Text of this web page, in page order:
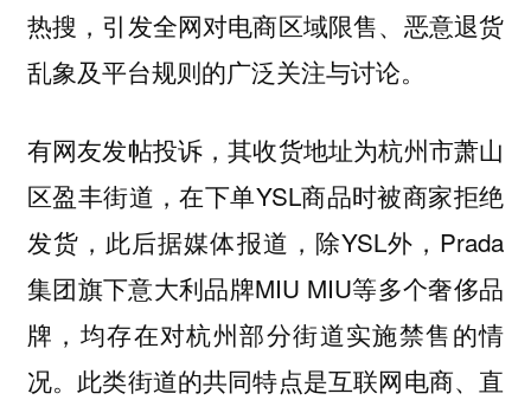
热搜，引发全网对电商区域限售、恶意退货
乱象及平台规则的广泛关注与讨论。
有网友发帖投诉，其收货地址为杭州市萧山
区盈丰街道，在下单YSL商品时被商家拒绝
发货，此后据媒体报道，除YSL外，Prada
集团旗下意大利品牌MIU MIU等多个奢侈品
牌，均存在对杭州部分街道实施禁售的情
况。此类街道的共同特点是互联网电商、直